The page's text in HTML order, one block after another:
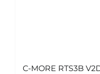
C-MORE RTS3B